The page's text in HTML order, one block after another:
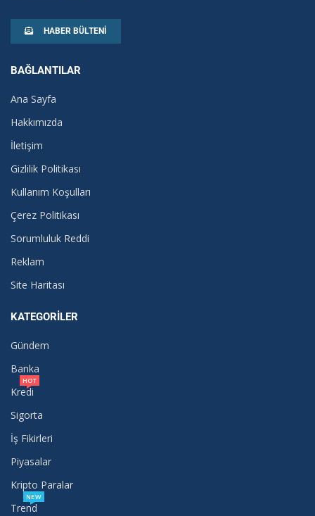
HABER BÜLTENI
BAĞLANTILAR
Ana Sayfa
Hakkımızda
İletişim
Gizlilik Politikası
Kullanım Koşulları
Çerez Politikası
Sorumluluk Reddi
Reklam
Site Haritası
KATEGORILER
Gündem
Banka
Kredi
HOT
Sigorta
İş Fikirleri
Piyasalar
Kripto Paralar
Trend
NEW